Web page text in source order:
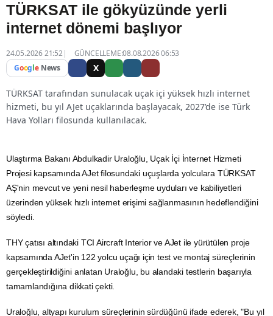
TÜRKSAT ile gökyüzünde yerli
internet dönemi başlıyor
24.05.2026 21:52
GÜNCELLEME:08.08.2026 06:53
Google News X
TÜRKSAT tarafından sunulacak uçak içi yüksek hızlı internet
hizmeti, bu yıl AJet uçaklarında başlayacak, 2027’de ise Türk
Hava Yolları filosunda kullanılacak.